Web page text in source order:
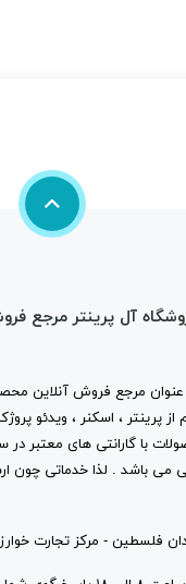
آل پرینتر مرجع
عنوان مرجع فروش آنلاین
از پرینتر ، اسکنر ، ویدئو
با گارانتی های
می باشد . لذا خدماتی چون
فلسطین - مرکز تجارت